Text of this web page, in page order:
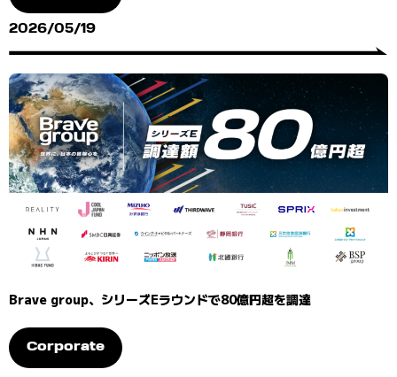
2026/05/19
Brave group、シリーズEラウンドで80億円超を調達
Corporate